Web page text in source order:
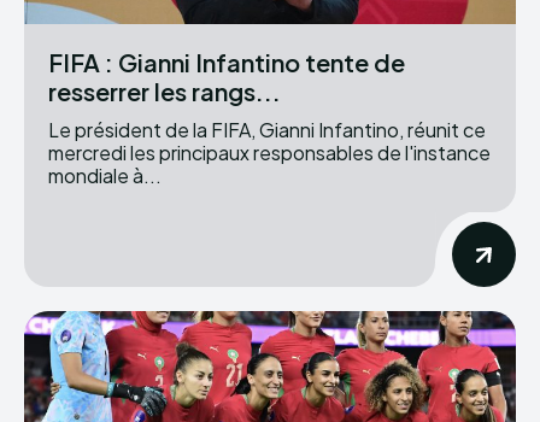
FIFA : Gianni Infantino tente de
resserrer les rangs...
Le président de la FIFA, Gianni Infantino, réunit ce
mercredi les principaux responsables de l'instance
mondiale à...